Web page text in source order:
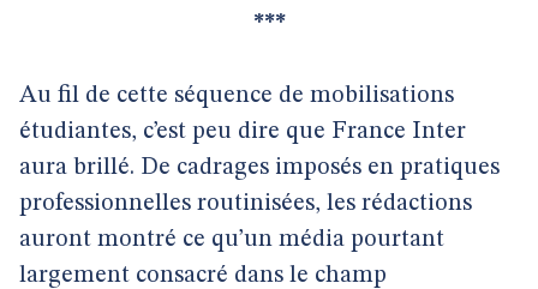
***
Au fil de cette séquence de mobilisations
étudiantes, c’est peu dire que France Inter
aura brillé. De cadrages imposés en pratiques
professionnelles routinisées, les rédactions
auront montré ce qu’un média pourtant
largement consacré dans le champ